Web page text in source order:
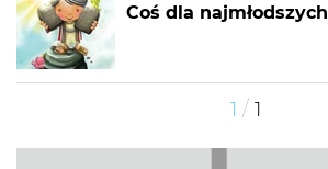
Coś dla najmłodszych
1 / 1